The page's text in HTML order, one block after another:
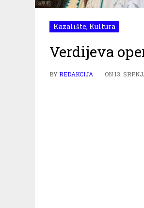
Kazalište, Kultura
Verdijeva
BYREDAKCIJA ON13.